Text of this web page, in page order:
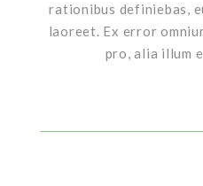
rationibus definiebas,
laoreet. Ex error
pro, alia illum